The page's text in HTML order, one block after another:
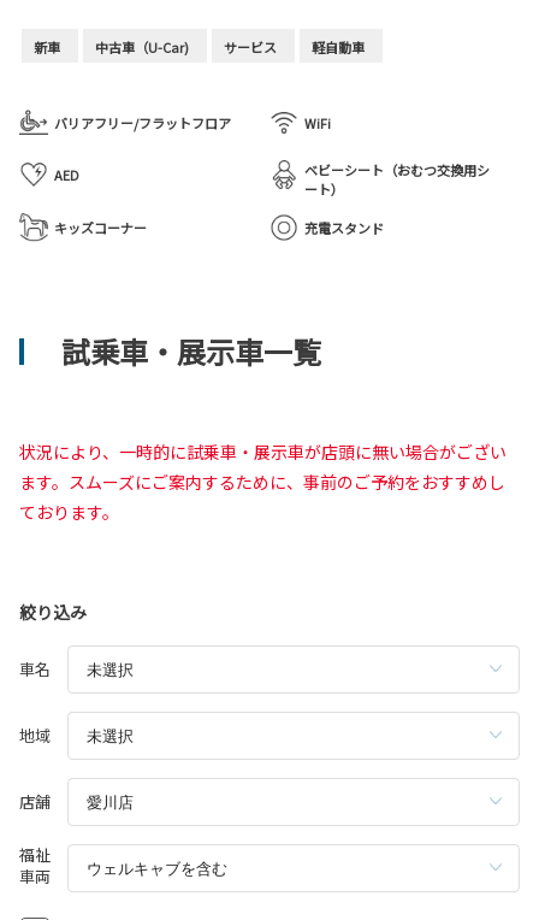
新車 中古車（U-Car) サービス 軽自動車
バリアフリー/フラットフロア WiFi
AED
ベビーシート（おむつ交換用シ
ート）
キッズコーナー
充電スタンド
試乗車・展示車一覧
状況により、一時的に試乗車・展示車が店頭に無い場合がござい
ます。スムーズにご案内するために、事前のご予約をおすすめし
ております。
絞り込み
車名
地域
店舗
福祉
車両